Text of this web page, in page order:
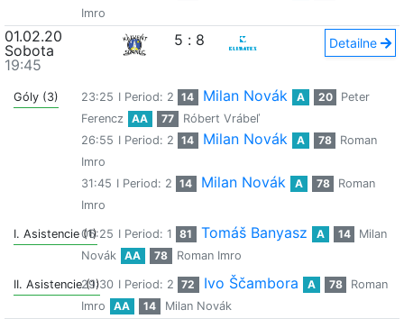
Imro
01.02.20
Sobota
19:45
5 : 8 Detailne
Góly (3) 23:25 I Period: 2 14 Milan Novák A 20
Peter
Ferencz
AA 77
Róbert Vrábeľ
26:55 I Period: 2 14 Milan Novák A 78
Roman
Imro
31:45 I Period: 2 14 Milan Novák A 78
Roman
Imro
I. Asistencie (1)06:25 I Period: 1 81 Tomáš Banyasz A 14
Milan
Novák
AA 78 Roman Imro
II. Asistencie (1)
29:30 I Period: 2 72 Ivo Ščambora A 78
Roman
Imro
AA 14 Milan Novák